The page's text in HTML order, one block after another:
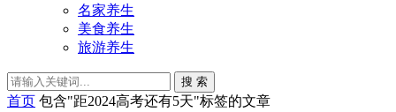
名家养生
美食养生
旅游养生
搜 索
首页 包含"距2024高考还有5天"标签的文章